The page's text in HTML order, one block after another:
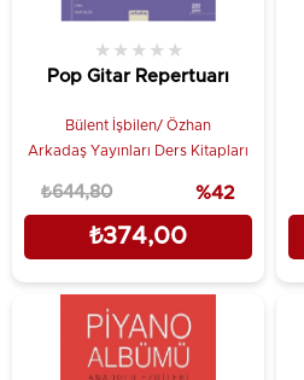
Pop Gitar Repertuarı
★ ★ ★ ★ ★
Bülent İşbilen/ Özhan
Arkadaş Yayınları Ders Kitapları
₺374,00
₺644,80 %42